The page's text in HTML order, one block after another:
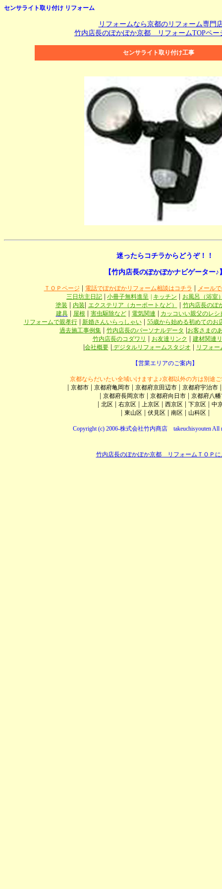
センサライト取り付け リフォーム
リフォームなら京都のリフォーム専門
竹内店長のぽかぽか京都 リフォームTOPペー
センサライト取り付け工事
迷ったらコチラからどうぞ！！
【竹内店長のぽかぽかナビゲーター♪
ＴＯＰページ 電話でぽかぽかリフォーム相談はコチラ
メール
三日坊主日記
小冊子無料進呈 キッチン
お風呂（浴室
塗装
内装 エクステリア（カーポートなど）
竹内店長のぽ
建具| 屋根 害虫駆除など| 電気関連
カッコいい親父のレシ
リフォームで親孝行| 新婚さんいらっしゃい| 55歳から始める初めてのお
過去施工事例集
竹内店長のパーソナルデータ
お客さまの
竹内店長のコダワリ
お友達リンク 建材関連
会社概要| デジタルリフォームスタジオ リフォー
【営業エリアのご案内】
京都ならだいたい全域いけますよ♪京都以外の方は別途
京都市 京都府亀岡市 京都府京田辺市 京都府宇治市
京都府長岡京市 京都府向日市 京都府八
北区| 右京区| 上京区| 西京区| 下京区| 中
東山区| 伏見区| 南区| 山科区|
Copyright (c) 2006-株式会社竹内商店 takeuchisyouten All
竹内店長のぽかぽか京都 リフォームＴＯＰに